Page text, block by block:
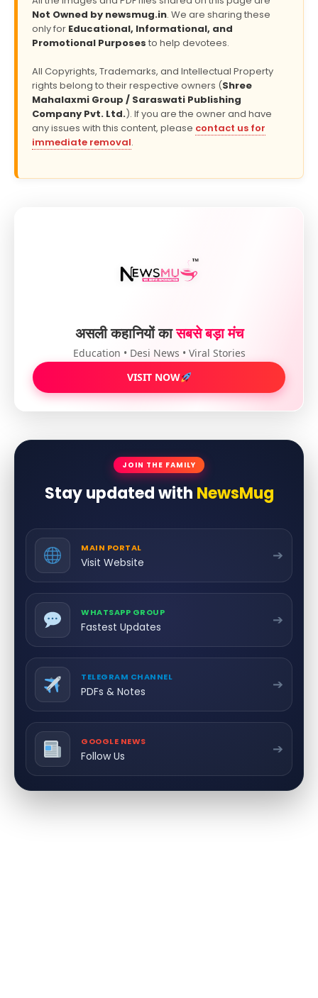
Not Owned by newsmug.in. We are sharing these
only for Educational, Informational, and
Promotional Purposes to help devotees.
All Copyrights, Trademarks, and Intellectual Property
rights belong to their respective owners (Shree
Mahalaxmi Group / Saraswati Publishing
Company Pvt. Ltd.). If you are the owner and have
any issues with this content, please contact us for
immediate removal.
असली कहानियों कासबसे बड़ा मंच
Education • Desi News • Viral Stories
VISIT NOW
JOIN THE FAMILY
Stay updated with NewsMug
MAIN PORTAL
Visit Website ➔
WHATSAPP GROUP
Fastest Updates ➔
TELEGRAM CHANNEL
PDFs & Notes ➔
GOOGLE NEWS
Follow Us ➔